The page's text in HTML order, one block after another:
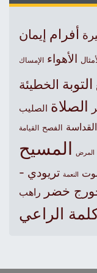
أفرام إيمان
الأهواء الإمساك
الخطيئة
الصلاة الصليب
الفصح القيامة
المسيح
النعمة تريودي -
خضر راهب
الراعي